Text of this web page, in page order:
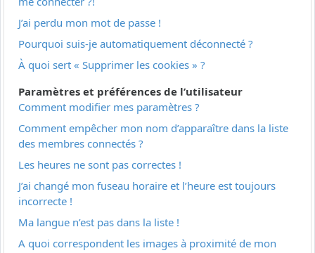
J’ai perdu mon mot de passe !
Pourquoi suis-je automatiquement déconnecté ?
À quoi sert « Supprimer les cookies » ?
Paramètres et préférences de l’utilisateur
Comment modifier mes paramètres ?
Comment empêcher mon nom d’apparaître dans la liste
des membres connectés ?
Les heures ne sont pas correctes !
J’ai changé mon fuseau horaire et l’heure est toujours
incorrecte !
Ma langue n’est pas dans la liste !
A quoi correspondent les images à proximité de mon